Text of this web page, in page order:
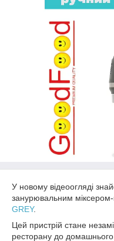
У новому відеоогляді
занурювальним
GREY.
Цей пристрій стане
ресторану до